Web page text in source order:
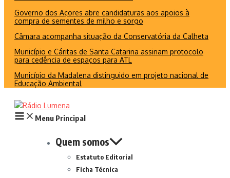
Governo dos Açores abre candidaturas aos apoios à
compra de sementes de milho e sorgo
Câmara acompanha situação da Conservatória da Calheta
Município e Cáritas de Santa Catarina assinam protocolo
para cedência de espaços para ATL
Município da Madalena distinguido em projeto nacional de
Educação Ambiental
Menu Principal
Quem somos
Estatuto Editorial
Ficha Técnica